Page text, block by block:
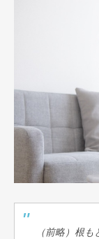
（前略）根